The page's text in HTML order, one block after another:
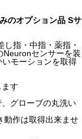
オプション品 Sサ
指・中指・薬指・
センサーを装
モーションを取得
す
グローブの丸洗い
動作は取得出来ませ